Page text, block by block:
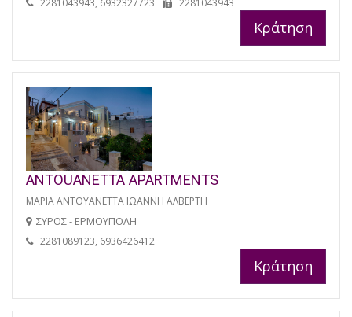
2281043943, 6932327723 2281043943
Κράτηση
ANTOUANETTA APARTMENTS
ΜΑΡΙΑ ΑΝΤΟΥΑΝΕΤΤΑ ΙΩΑΝΝΗ ΑΛΒΕΡΤΗ
ΣΥΡΟΣ - ΕΡΜΟΥΠΟΛΗ
2281089123, 6936426412
Κράτηση